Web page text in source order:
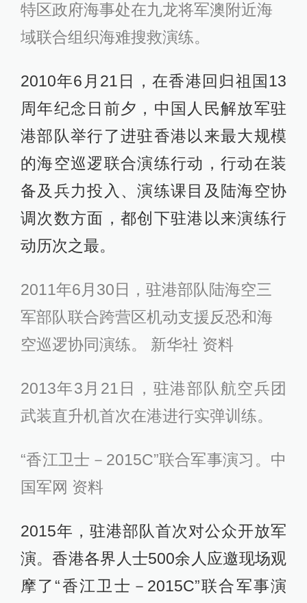
特区政府海事处在九龙将军澳附近海
域联合组织海难搜救演练。
2010年6月21日，在香港回归祖国13
周年纪念日前夕，中国人民解放军驻
港部队举行了进驻香港以来最大规模
的海空巡逻联合演练行动，行动在装
备及兵力投入、演练课目及陆海空协
调次数方面，都创下驻港以来演练行
动历次之最。
2011年6月30日，驻港部队陆海空三
军部队联合跨营区机动支援反恐和海
空巡逻协同演练。 新华社 资料
2013年3月21日，驻港部队航空兵团
武装直升机首次在港进行实弹训练。
“香江卫士－2015C”联合军事演习。中
国军网 资料
2015年，驻港部队首次对公众开放军
演。香港各界人士500余人应邀现场观
摩了“香江卫士－2015C”联合军事演